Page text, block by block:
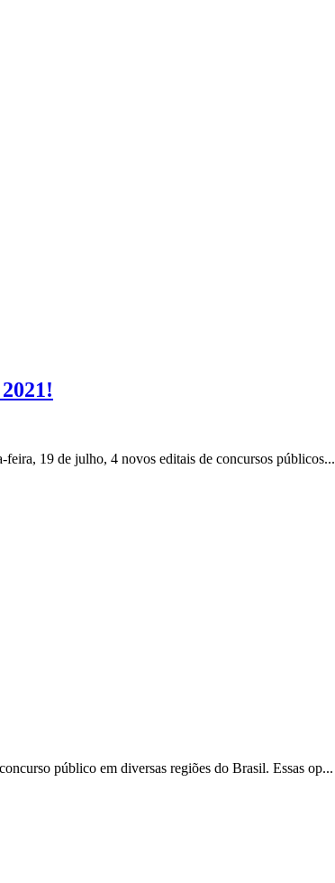
19 de julho, 4 novos editais de concursos públicos...
público em diversas regiões do Brasil. Essas op...